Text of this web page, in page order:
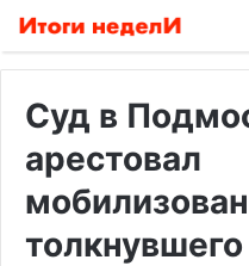
Суд в
арестовал